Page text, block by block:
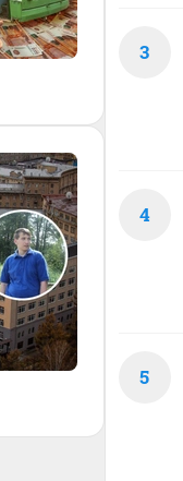
3
4
5